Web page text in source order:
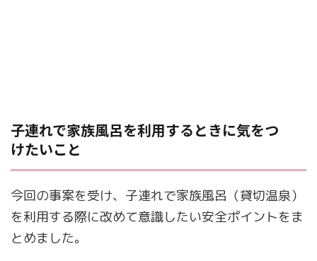
子連れで家族風呂を利用するときに気をつ
けたいこと
今回の事案を受け、子連れで家族風呂（貸切温泉）
を利用する際に改めて意識したい安全ポイントをま
とめました。